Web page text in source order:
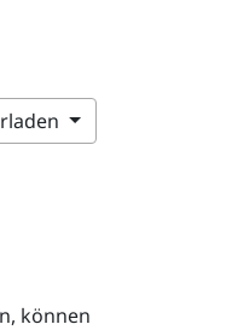
können